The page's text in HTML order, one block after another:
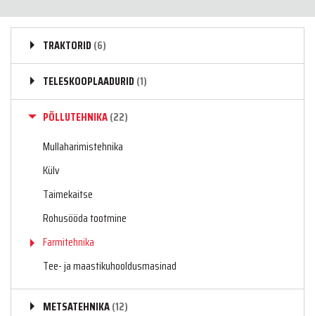
TRAKTORID (6)
TELESKOOPLAADURID (1)
PÕLLUTEHNIKA(22)
Mullaharimistehnika
Külv
Taimekaitse
Rohusööda tootmine
Farmitehnika
Tee- ja maastikuhooldusmasinad
METSATEHNIKA(12)